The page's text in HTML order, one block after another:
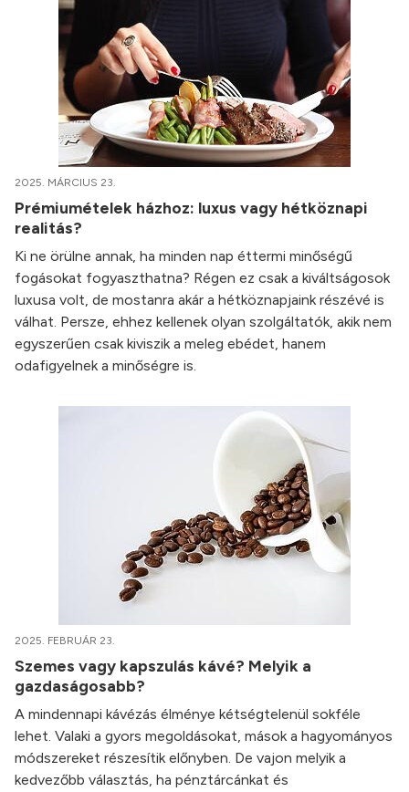
2025. MÁRCIUS 23.
Prémiumételek házhoz: luxus vagy hétköznapi
realitás?
Ki ne örülne annak, ha minden nap éttermi minőségű
fogásokat fogyaszthatna? Régen ez csak a kiváltságosok
luxusa volt, de mostanra akár a hétköznapjaink részévé is
válhat. Persze, ehhez kellenek olyan szolgáltatók, akik nem
egyszerűen csak kiviszik a meleg ebédet, hanem
odafigyelnek a minőségre is.
2025. FEBRUÁR 23.
Szemes vagy kapszulás kávé? Melyik a
gazdaságosabb?
A mindennapi kávézás élménye kétségtelenül sokféle
lehet. Valaki a gyors megoldásokat, mások a hagyományos
módszereket részesítik előnyben. De vajon melyik a
kedvezőbb választás, ha pénztárcánkat és